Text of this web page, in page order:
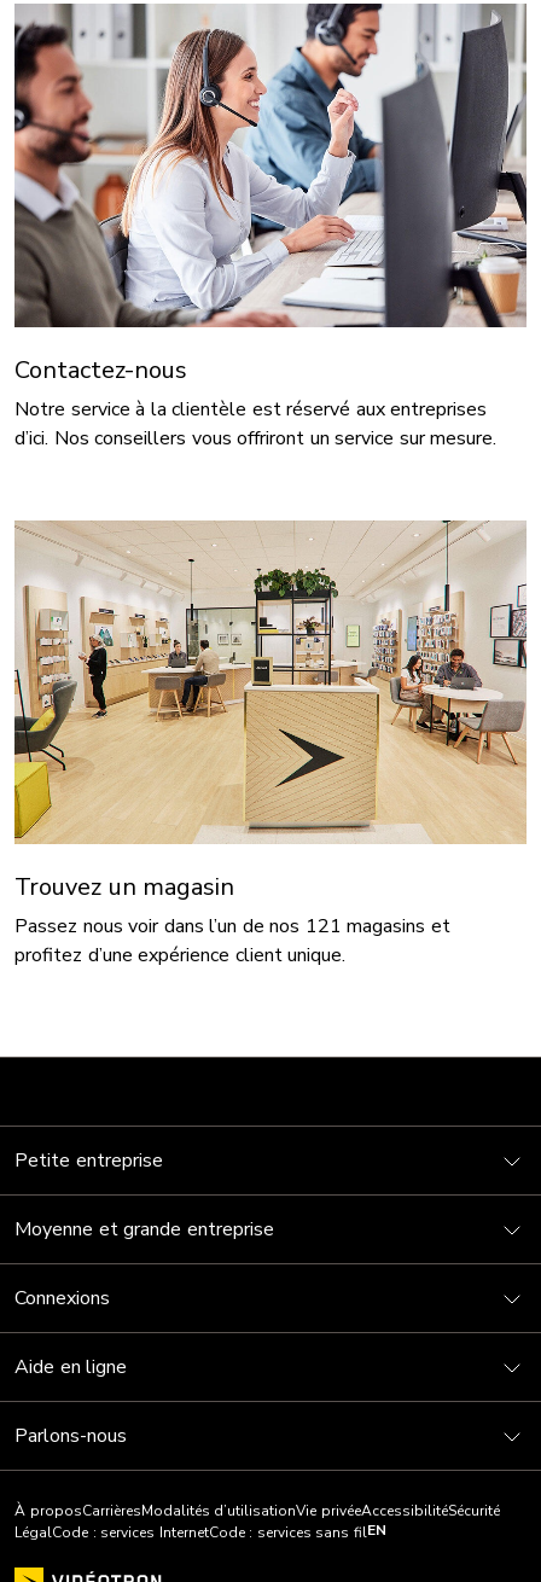
Contactez-nous
Notre service à la clientèle est réservé aux entreprises
d’ici. Nos conseillers vous offriront un service sur mesure.
Trouvez un magasin
Passez nous voir dans l’un de nos 121 magasins et
profitez d’une expérience client unique.
Petite entreprise
Moyenne et grande entreprise
Connexions
Aide en ligne
Parlons-nous
À proposCarrièresModalités d’utilisationVie privéeAccessibilitéSécurité
LégalCode : services InternetCode : services sans filEN